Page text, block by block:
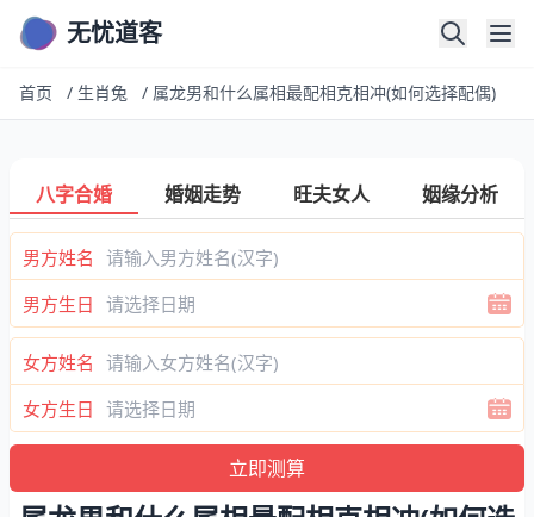
无忧道客
首页 / 生肖兔 / 属龙男和什么属相最配相克相冲(如何选择配偶)
八字合婚 婚姻走势 旺夫女人 姻缘分析
男方姓名
男方生日
女方姓名
女方生日